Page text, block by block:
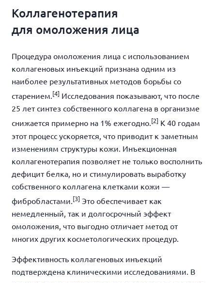
Коллагенотерапия
для омоложения лица
Процедура омоложения лица с использованием
коллагеновых инъекций признана одним из
наиболее результативных методов борьбы со
старением. [4] Исследования показывают, что после
25 лет синтез собственного коллагена в организме
снижается примерно на 1% ежегодно. [2] К 40 годам
этот процесс ускоряется, что приводит к заметным
изменениям структуры кожи. Инъекционная
коллагенотерапия позволяет не только восполнить
дефицит белка, но и стимулировать выработку
собственного коллагена клетками кожи —
фибробластами. [3] Это обеспечивает как
немедленный, так и долгосрочный эффект
омоложения, что выгодно отличает метод от
многих других косметологических процедур.
Эффективность коллагеновых инъекций
подтверждена клиническими исследованиями. В